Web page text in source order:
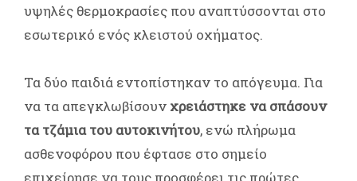
υψηλές θερμοκρασίες που αναπτύσσονται στο
εσωτερικό ενός κλειστού οχήματος.
Τα δύο παιδιά εντοπίστηκαν το απόγευμα. Για
να τα απεγκλωβίσουν χρειάστηκε να σπάσουν
τα τζάμια του αυτοκινήτου, ενώ πλήρωμα
ασθενοφόρου που έφτασε στο σημείο
επιχείρησε να τους προσφέρει τις πρώτες